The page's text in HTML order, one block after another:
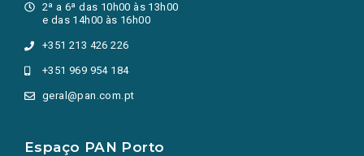
2ª a 6ª das 10h00 às 13h00
e das 14h00 às 16h00
+351 213 426 226
+351 969 954 184
geral@pan.com.pt
Espaço PAN Porto